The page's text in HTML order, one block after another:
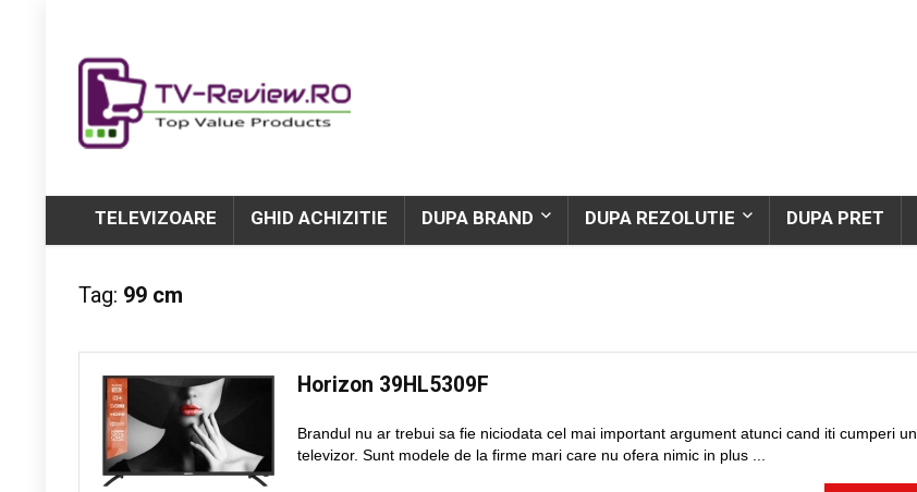
TELEVIZOARE GHID ACHIZITIE DUPA BRAND DUPA REZOLUTIE DUPA PRET
Tag: 99 cm
Horizon 39HL5309F
Brandul nu ar trebui sa fie niciodata cel mai important argument atunci cand iti cumperi un
televizor. Sunt modele de la firme mari care nu ofera nimic in plus ...